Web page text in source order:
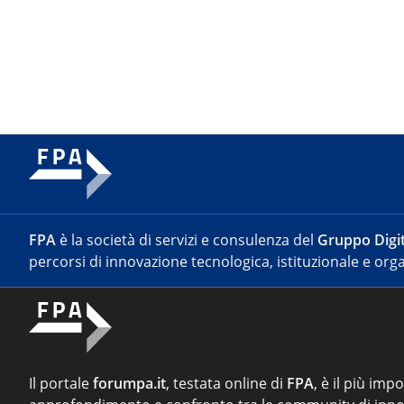
FPA è la società di servizi e consulenza del Gruppo
percorsi di innovazione tecnologica, istituzionale e
Il portaleforumpa.it, testata online di FPA, è il più